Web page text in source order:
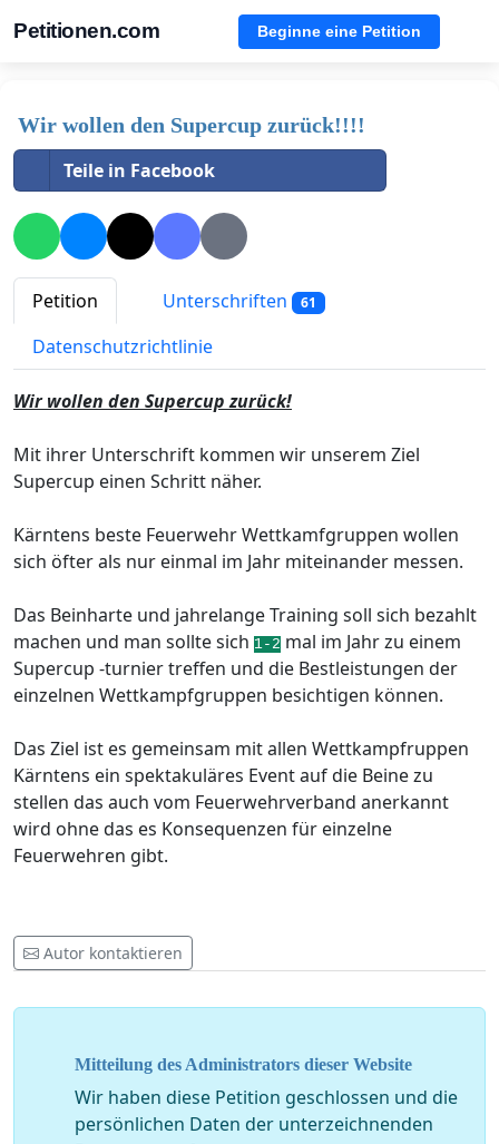
Petitionen.com Beginne eine Petition
Wir wollen den Supercup zurück!!!!
Teile in Facebook
Petition Unterschriften 61
Datenschutzrichtlinie
Wir wollen den Supercup zurück!
Mit ihrer Unterschrift kommen wir unserem Ziel
Supercup einen Schritt näher.
Kärntens beste FeuerwehrWettkamfgruppen wollen
sich öfter als nur einmal im Jahr miteinander messen.
Das Beinharte und jahrelange Training soll sich bezahlt
machen und man sollte sich 1-2 mal im Jahr zu einem
Supercup -turnier treffen und die Bestleistungen der
einzelnen Wettkampfgruppen besichtigen können.
Das Ziel ist es gemeinsam mit allen Wettkampfruppen
Kärntens ein spektakuläres Event auf die Beine zu
stellen das auch vom Feuerwehrverband anerkannt
wird ohne das es Konsequenzen für einzelne
Feuerwehren gibt.
Autor kontaktieren
Mitteilung des Administrators dieser Website
Wir haben diese Petition geschlossen und die
persönlichen Daten der unterzeichnenden